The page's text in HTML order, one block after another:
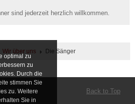
optimal zu
zu
Durch die
stimmen Sie
zu. Weitere
Sie in
sind jederzeit herzlich willkommen.
Wir über uns Die Sänger
Back to Top
2026